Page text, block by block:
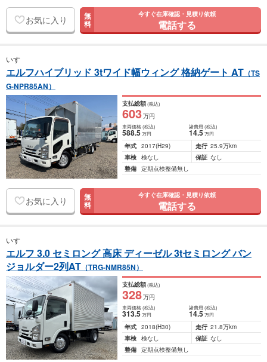
お気に入り 無
料
今すぐ在庫確認・見積り依頼
電話する
いすゞ
エルフハイブリッド 3tワイド幅ウィング 格納ゲート AT （TS
G-NPR85AN）
支払総額(税込)
603万円
車両価格(税込)
588.5万円
諸費用 (税込)
14.5 万円
年式 2017(H29) 走行 25.9万km
車検 検なし 保証 なし
整備 定期点検整備無し
お気に入り 無
料
今すぐ在庫確認・見積り依頼
電話する
いすゞ
エルフ 3.0 セミロング 高床 ディーゼル 3tセミロング バン
ジョルダー2列AT （TRG-NMR85N）
支払総額(税込)
328万円
車両価格(税込)
313.5万円
諸費用 (税込)
14.5 万円
年式 2018(H30) 走行 21.8万km
車検 検なし 保証 なし
整備 定期点検整備無し